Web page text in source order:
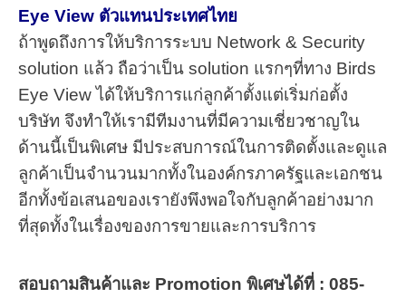
Eye View ตัวแทนประเทศไทย
ถ้าพูดถึงการให้บริการระบบ Network & Security
solution แล้ว ถือว่าเป็น solution แรกๆที่ทาง Birds
Eye View ได้ให้บริการแก่ลูกค้าตั้งแต่เริ่มก่อตั้ง
บริษัท จึงทำให้เรามีทีมงานที่มีความเชี่ยวชาญใน
ด้านนี้เป็นพิเศษ มีประสบการณ์ในการติดตั้งและดูแล
ลูกค้าเป็นจำนวนมากทั้งในองค์กรภาครัฐและเอกชน
อีกทั้งข้อเสนอของเรายังพึงพอใจกับลูกค้าอย่างมาก
ที่สุดทั้งในเรื่องของการขายและการบริการ
สอบถามสินค้าและ Promotion พิเศษได้ที่ : 085-